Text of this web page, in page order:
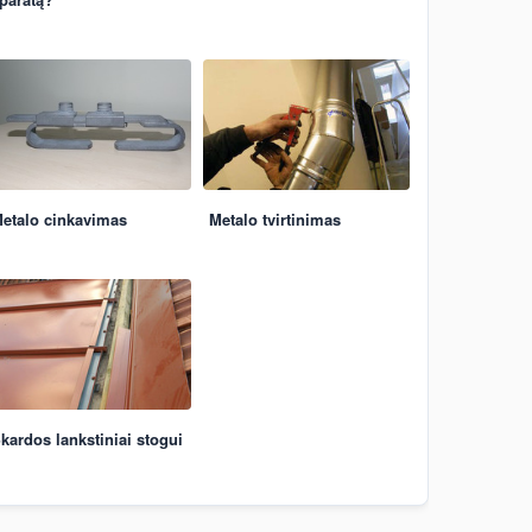
cinkavimas Metalo tvirtinimas
lankstiniai stogui